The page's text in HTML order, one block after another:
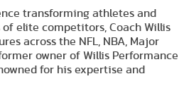
transforming athletes and
elite competitors, Coach Willis
across the NFL, NBA, Major
owner of Willis Performance
for his expertise and